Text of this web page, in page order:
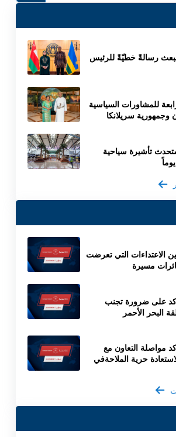
رسالةً خطيّةً للرئيس
للمشاورات السياسية
سريلانكا
تأشيرة سياحية
الاعتداءات التي تعرضت
مسيرة
على ضرورة تجنب
البحر الأحمر
مواصلة التعاون مع
حرية الملاحةفي